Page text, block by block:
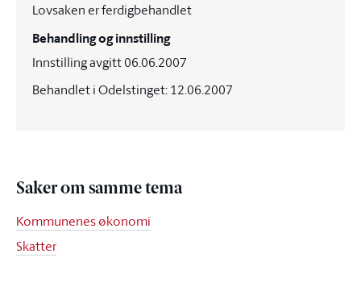
Lovsaken er ferdigbehandlet
Behandling og innstilling
Innstilling avgitt 06.06.2007
Behandlet i Odelstinget: 12.06.2007
Saker om samme tema
Kommunenes økonomi
Skatter